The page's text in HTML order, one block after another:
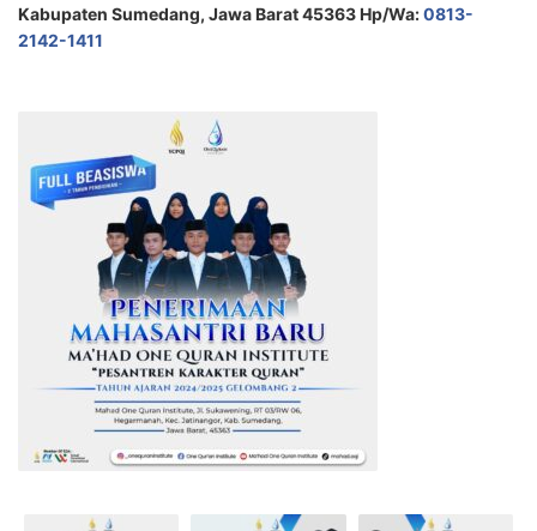
Kabupaten Sumedang, Jawa Barat 45363 Hp/Wa:0813-
2142-1411